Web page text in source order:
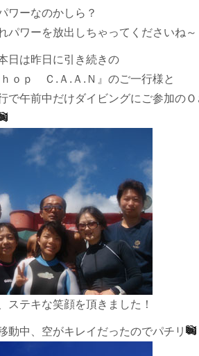
ワーなのかしら？
パワーを放出しちゃってくださいね
日は昨日に引き続きの
ｈｏｐ Ｃ.Ａ.Ａ.Ｎ』のご一行様と
で午前中だけダイビングにご参加の
ステキな笑顔を頂きました！
動中、空がキレイだったのでパチリ